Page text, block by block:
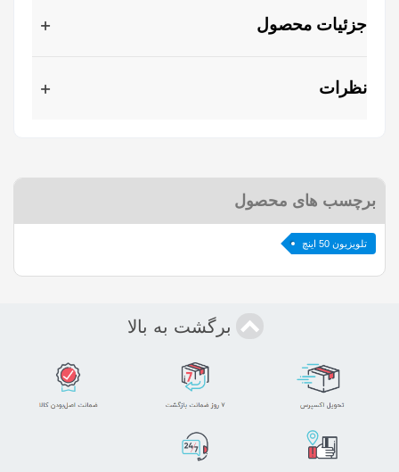
جزئیات محصول
نظرات
برچسب های محصول
تلویزیون 50 اینچ
برگشت به بالا